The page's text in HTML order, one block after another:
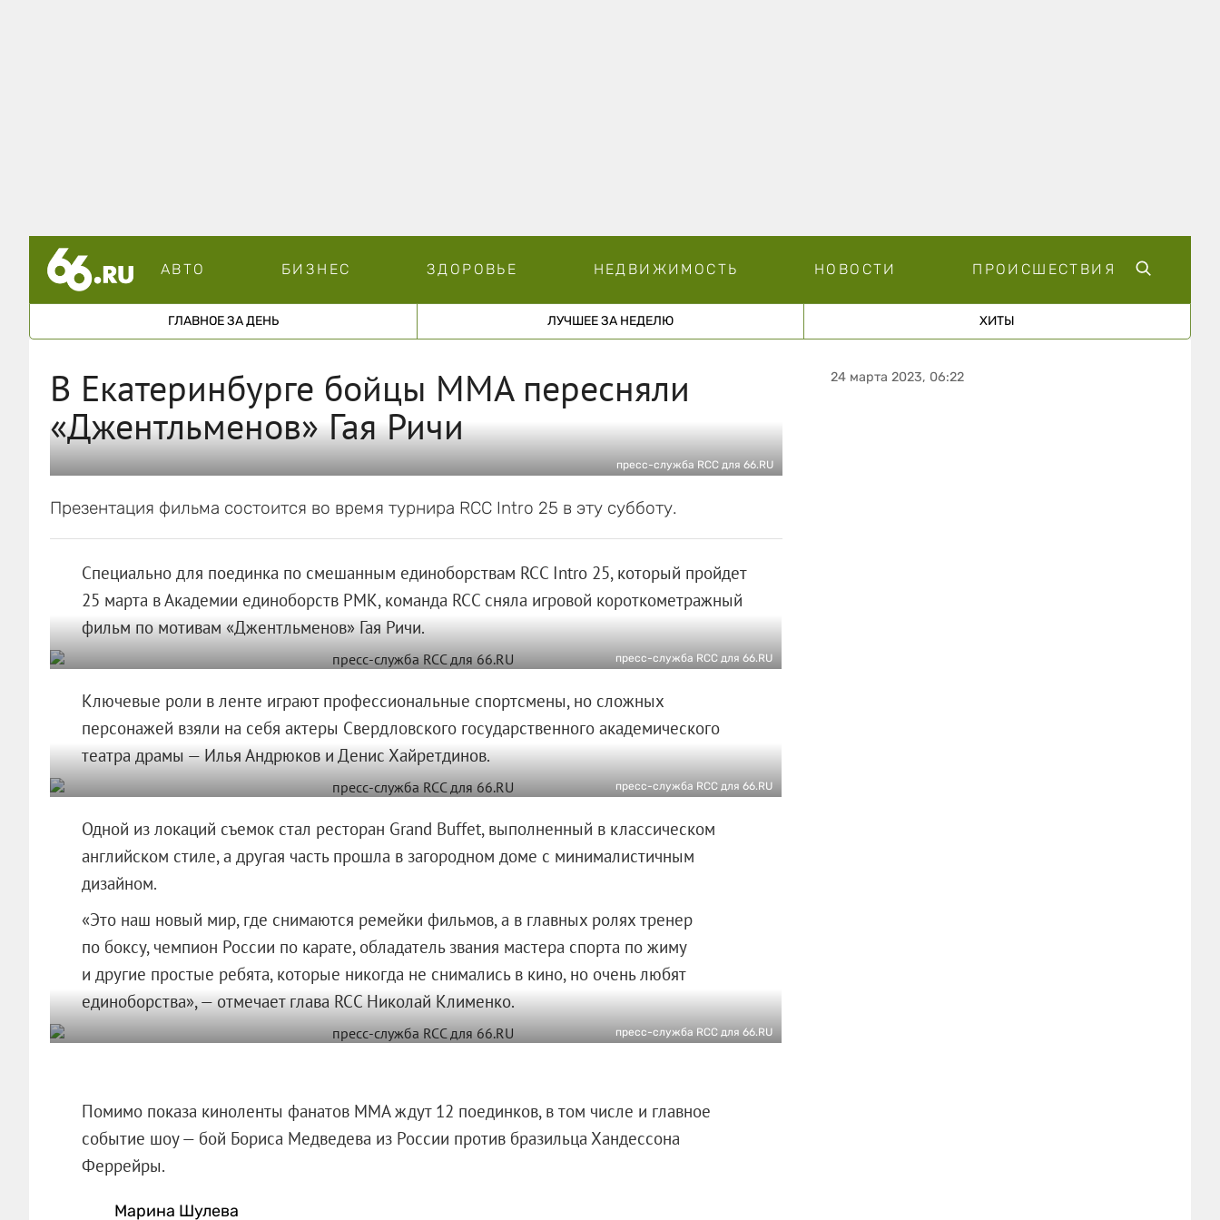
АВТО БИЗНЕС ЗДОРОВЬЕ НЕДВИЖИМОСТЬ НОВОСТИ ПРОИСШЕСТВИЯ
ГЛАВНОЕ ЗА ДЕНЬ ЛУЧШЕЕ ЗА НЕДЕЛЮ ХИТЫ
В Екатеринбурге бойцы ММА пересняли
«Джентльменов» Гая Ричи
пресс-служба RCC для 66.RU
Презентация фильма состоится во время турнира RCC Intro 25 в эту субботу.
Специально для поединка по смешанным единоборствам RCC Intro 25, который пройдет
25 марта в Академии единоборств РМК, команда RCC сняла игровой короткометражный
фильм по мотивам «Джентльменов» Гая Ричи.
пресс-служба RCC для 66.RU
Ключевые роли в ленте играют профессиональные спортсмены, но сложных
персонажей взяли на себя актеры Свердловского государственного академического
театра драмы — Илья Андрюков и Денис Хайретдинов.
пресс-служба RCC для 66.RU
Одной из локаций съемок стал ресторан Grand Buffet, выполненный в классическом
английском стиле, а другая часть прошла в загородном доме с минималистичным
дизайном.
«Это наш новый мир, где снимаются ремейки фильмов, а в главных ролях тренер
по боксу, чемпион России по карате, обладатель звания мастера спорта по жиму
и другие простые ребята, которые никогда не снимались в кино, но очень любят
единоборства», — отмечает глава RCC Николай Клименко.
пресс-служба RCC для 66.RU
Помимо показа киноленты фанатов ММА ждут 12 поединков, в том числе и главное
событие шоу — бой Бориса Медведева из России против бразильца Хандессона
Феррейры.
Марина Шулева
24 марта 2023, 06:22